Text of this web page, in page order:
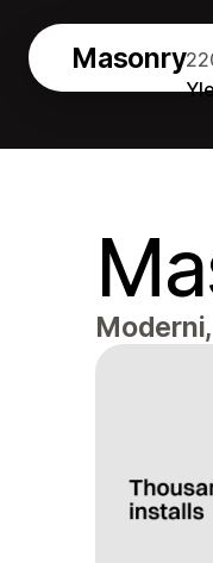
Masonry